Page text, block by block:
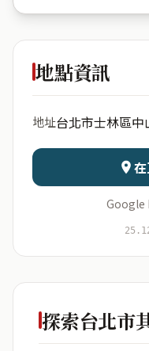
日期
資料
地點資訊
地址台北市士林區
Google
探索台北市